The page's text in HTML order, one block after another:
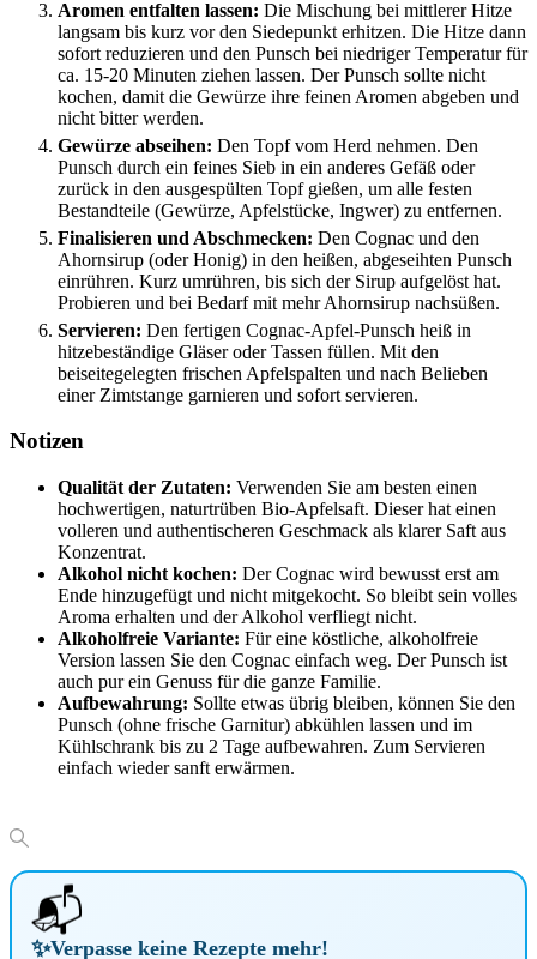
Aromen entfalten lassen: Die Mischung bei mittlerer Hitze
langsam bis kurz vor den Siedepunkt erhitzen. Die Hitze dann
sofort reduzieren und den Punsch bei niedriger Temperatur für
ca. 15-20 Minuten ziehen lassen. Der Punsch sollte nicht
kochen, damit die Gewürze ihre feinen Aromen abgeben und
nicht bitter werden.
Gewürze abseihen: Den Topf vom Herd nehmen. Den
Punsch durch ein feines Sieb in ein anderes Gefäß oder
zurück in den ausgespülten Topf gießen, um alle festen
Bestandteile (Gewürze, Apfelstücke, Ingwer) zu entfernen.
Finalisieren und Abschmecken: Den Cognac und den
Ahornsirup (oder Honig) in den heißen, abgeseihten Punsch
einrühren. Kurz umrühren, bis sich der Sirup aufgelöst hat.
Probieren und bei Bedarf mit mehr Ahornsirup nachsüßen.
Servieren: Den fertigen Cognac-Apfel-Punsch heiß in
hitzebeständige Gläser oder Tassen füllen. Mit den
beiseitegelegten frischen Apfelspalten und nach Belieben
einer Zimtstange garnieren und sofort servieren.
Notizen
Qualität der Zutaten: Verwenden Sie am besten einen
hochwertigen, naturtrüben Bio-Apfelsaft. Dieser hat einen
volleren und authentischeren Geschmack als klarer Saft aus
Konzentrat.
Alkohol nicht kochen: Der Cognac wird bewusst erst am
Ende hinzugefügt und nicht mitgekocht. So bleibt sein volles
Aroma erhalten und der Alkohol verfliegt nicht.
Alkoholfreie Variante: Für eine köstliche, alkoholfreie
Version lassen Sie den Cognac einfach weg. Der Punsch ist
auch pur ein Genuss für die ganze Familie.
Aufbewahrung: Sollte etwas übrig bleiben, können Sie den
Punsch (ohne frische Garnitur) abkühlen lassen und im
Kühlschrank bis zu 2 Tage aufbewahren. Zum Servieren
einfach wieder sanft erwärmen.
📬
✨Verpasse keine Rezepte mehr!